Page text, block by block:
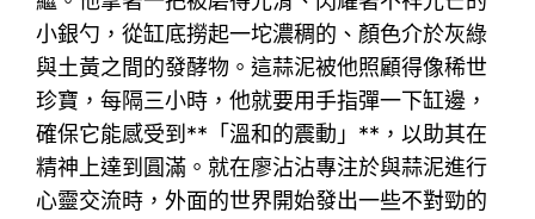
小銀勺，從缸底撈起一坨濃稠的、顏色介於灰綠
與土黃之間的發酵物。這蒜泥被他照顧得像稀世
珍寶，每隔三小時，他就要用手指彈一下缸邊，
確保它能感受到**「溫和的震動」**，以助其在
精神上達到圓滿。就在廖沾沾專注於與蒜泥進行
心靈交流時，外面的世界開始發出一些不對勁的